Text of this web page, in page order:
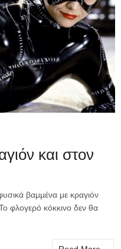
και στον
βαμμένα με κραγιόν
φλογερό κόκκινο δεν θα